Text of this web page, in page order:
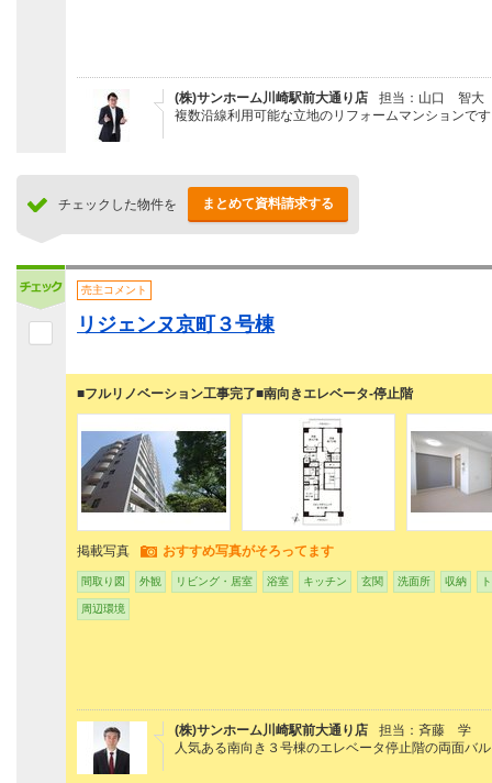
(株)サンホーム川崎駅前大通り店
担当：山口 智大
複数沿線利用可能な立地のリフォームマンションで
チェックした物件を まとめて資料請求する
売主コメント
リジェンヌ京町３号棟
■フルリノベーション工事完了■南向きエレベータ-停止階
掲載写真 おすすめ写真がそろってます
間取り図 外観 リビング・居室 浴室 キッチン 玄関 洗面所 収納
周辺環境
(株)サンホーム川崎駅前大通り店
担当：斉藤 学
人気ある南向き３号棟のエレベータ停止階の両面バ